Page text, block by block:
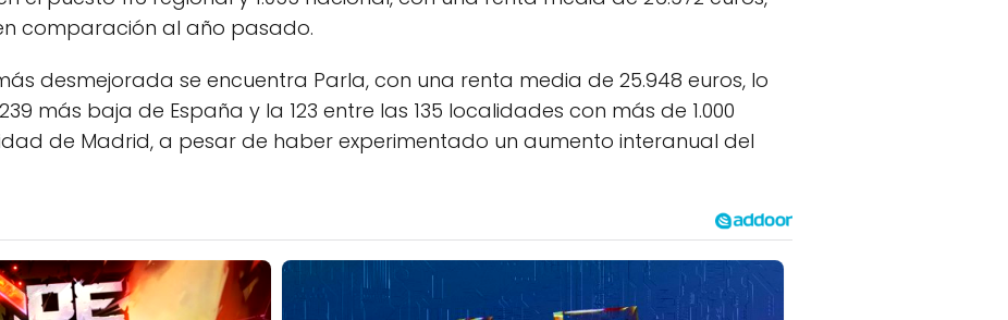
comparación al año pasado.
desmejorada se encuentra Parla, con una renta media de 25.948 euros, lo
más baja de España y la 123 entre las 135 localidades con más de 1.000
de Madrid, a pesar de haber experimentado un aumento interanual del